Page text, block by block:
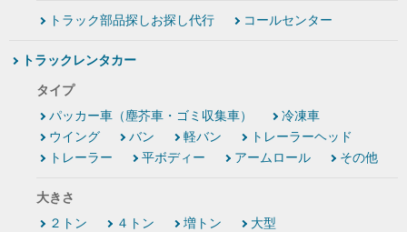
トラック部品探しお探し代行 コールセンター
トラックレンタカー
タイプ
パッカー車（塵芥車・ゴミ収集車）
冷凍車
ウイング
バン 軽バン
トレーラーヘッド
トレーラー
平ボディー アームロール その他
大きさ
２トン
４トン 増トン 大型